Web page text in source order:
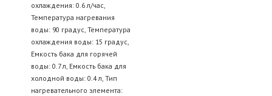
охлаждения: 0.6 л/час,
Температура нагревания
воды: 90 градус, Температура
охлаждения воды: 15 градус,
Емкость бака для горячей
воды: 0.7 л, Емкость бака для
холодной воды: 0.4 л, Тип
нагревательного элемента: